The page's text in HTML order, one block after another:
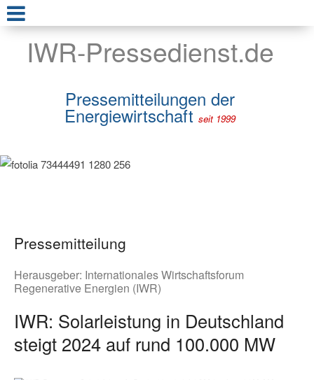
IWR-Pressedienst.de
Pressemitteilungen der
Energiewirtschaft seit 1999
Pressemitteilung
Herausgeber: Internationales Wirtschaftsforum
Regenerative Energien (IWR)
IWR: Solarleistung in Deutschland
steigt 2024 auf rund 100.000 MW